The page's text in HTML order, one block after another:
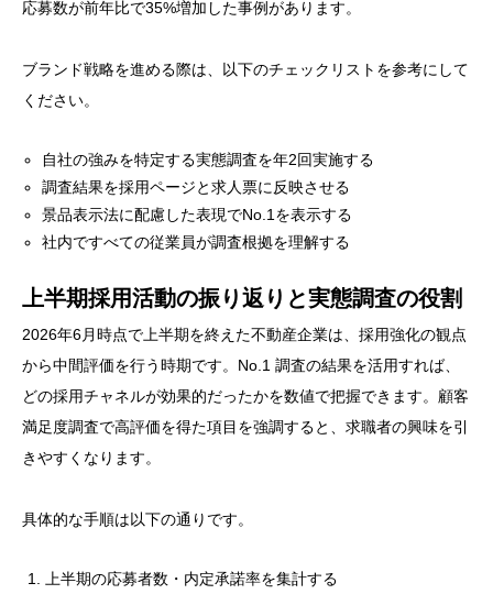
応募数が前年比で35%増加した事例があります。
ブランド戦略を進める際は、以下のチェックリストを参考にして
ください。
自社の強みを特定する実態調査を年2回実施する
調査結果を採用ページと求人票に反映させる
景品表示法に配慮した表現でNo.1を表示する
社内ですべての従業員が調査根拠を理解する
上半期採用活動の振り返りと実態調査の役割
2026年6月時点で上半期を終えた不動産企業は、採用強化の観点
から中間評価を行う時期です。No.1 調査の結果を活用すれば、
どの採用チャネルが効果的だったかを数値で把握できます。顧客
満足度調査で高評価を得た項目を強調すると、求職者の興味を引
きやすくなります。
具体的な手順は以下の通りです。
上半期の応募者数・内定承諾率を集計する